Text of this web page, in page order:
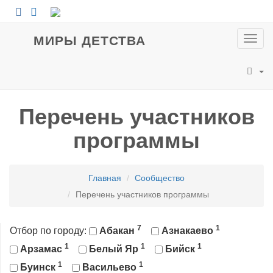
МИРЫ ДЕТСТВА
Перечень участников
программы
Главная
Сообщество
Перечень участников программы
Отбор по городу: Абакан 7 Азнакаево 1
Арзамас 1 Белый Яр 1 Бийск 1
Буинск 1 Васильево 1